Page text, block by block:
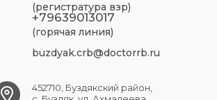
(регистратура взр)
+79639013017
(горячая линия)
buzdyak.crb@doctorrb.ru
452710, Буздякский район,